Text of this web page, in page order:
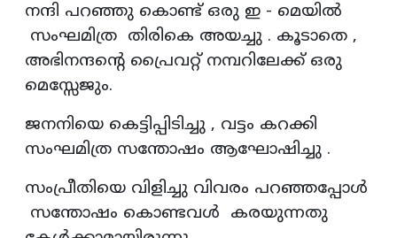
നന്ദി പറഞ്ഞു കൊണ്ട് ഒരു ഇ - മെയിൽ
സംഘമിത്ര തിരികെ അയച്ചു . കൂടാതെ ,
അഭിനന്ദന്റെ പ്രൈവറ്റ് നമ്പറിലേക്ക് ഒരു
മെസ്സേജും.
ജനനിയെ കെട്ടിപ്പിടിച്ചു , വട്ടം കറക്കി
സംഘമിത്ര സന്തോഷം ആഘോഷിച്ചു .
സംപ്രീതിയെ വിളിച്ചു വിവരം പറഞ്ഞപ്പോൾ
സന്തോഷം കൊണ്ടവൾ കരയുന്നതു